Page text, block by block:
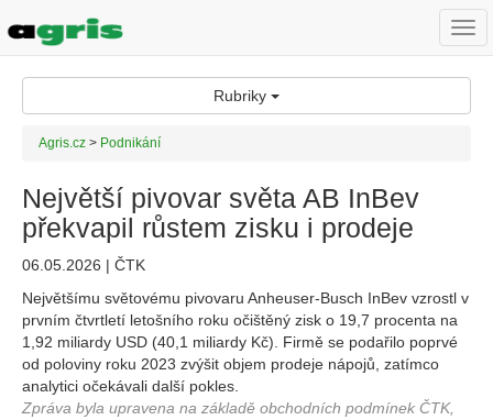
Rubriky
Agris.cz > Podnikání
Největší pivovar světa AB InBev
překvapil růstem zisku i prodeje
06.05.2026 | ČTK
Největšímu světovému pivovaru Anheuser-Busch InBev vzrostl v
prvním čtvrtletí letošního roku očištěný zisk o 19,7 procenta na
1,92 miliardy USD (40,1 miliardy Kč). Firmě se podařilo poprvé
od poloviny roku 2023 zvýšit objem prodeje nápojů, zatímco
analytici očekávali další pokles.
Zpráva byla upravena na základě obchodních podmínek ČTK,